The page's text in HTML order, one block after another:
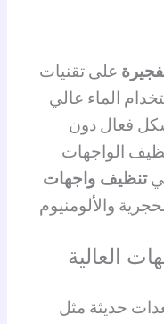
على تقنيات
الماء عالي
فعال دون
الواجهات
تنظيف واجهات
والألومنيوم
العالية
حديثة مثل